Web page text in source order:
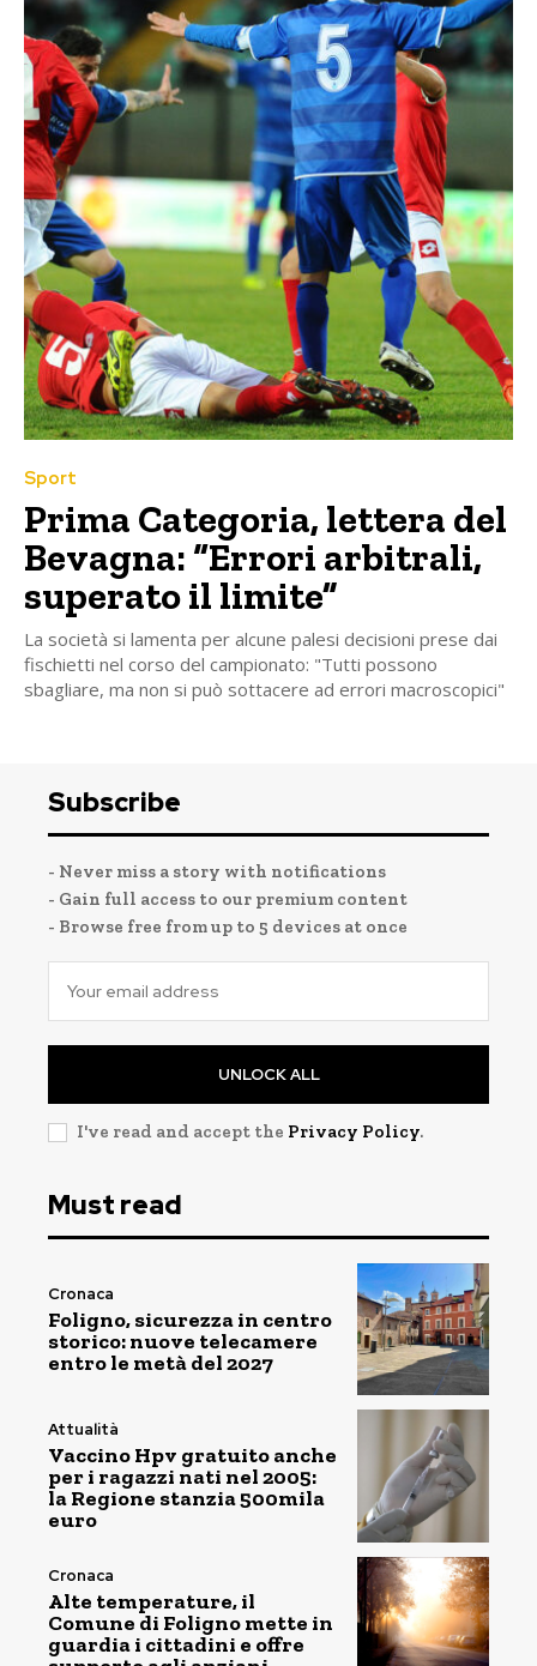
Sport
Prima Categoria, lettera del
Bevagna: “Errori arbitrali,
superato il limite”
La società si lamenta per alcune palesi decisioni prese dai
fischietti nel corso del campionato: "Tutti possono
sbagliare, ma non si può sottacere ad errori macroscopici"
Subscribe
- Never miss a story with notifications
- Gain full access to our premium content
- Browse free from up to 5 devices at once
UNLOCK ALL
I've read and accept the Privacy Policy.
Must read
Cronaca
Foligno, sicurezza in centro
storico: nuove telecamere
entro le metà del 2027
Attualità
Vaccino Hpv gratuito anche
per i ragazzi nati nel 2005:
la Regione stanzia 500mila
euro
Cronaca
Alte temperature, il
Comune di Foligno mette in
guardia i cittadini e offre